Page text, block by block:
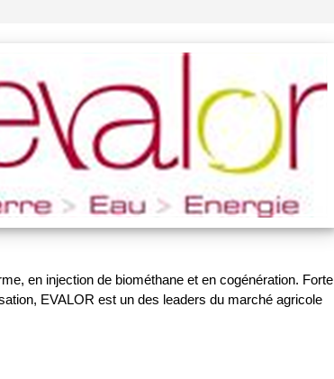
en injection de biométhane et en cogénération. Forte
EVALOR est un des leaders du marché agricole